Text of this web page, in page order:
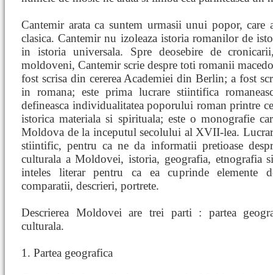
Cantemir arata ca suntem urmasii unui popor,
clasica. Cantemir nu izoleaza istoria romanilor de
in istoria universala. Spre deosebire de
moldoveni, Cantemir scrie despre toti romanii
fost scrisa din cererea Academiei din Berlin; a fost
in romana; este prima lucrare stiintifica
defineasca individualitatea poporului roman printre
istorica materiala si spirituala; este o monografie
Moldova de la inceputul secolului al XVII-lea.
stiintific, pentru ca ne da informatii pretioase
culturala a Moldovei, istoria, geografia, etnografia
inteles literar pentru ca ea cuprinde elemente
comparatii, descrieri, portrete.
Descrierea Moldovei are trei parti : partea
culturala.
1. Partea geografica